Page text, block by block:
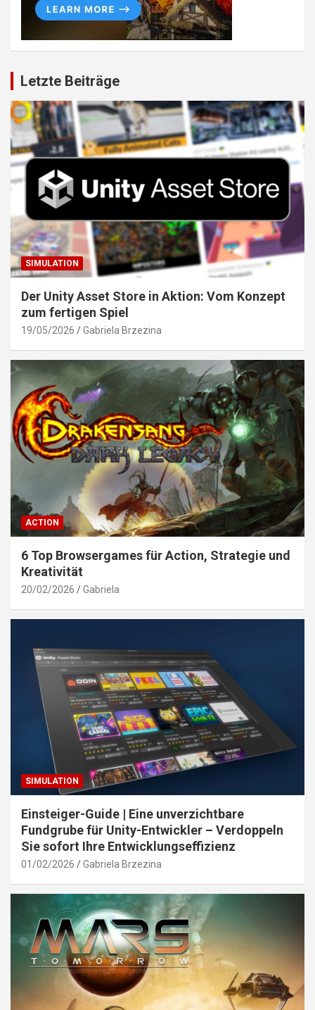
Letzte Beiträge
SIMULATION
Der Unity Asset Store in Aktion: Vom Konzept
zum fertigen Spiel
19/05/2026 Gabriela Brzezina
ACTION
6 Top Browsergames für Action, Strategie und
Kreativität
20/02/2026 Gabriela
SIMULATION
Einsteiger-Guide | Eine unverzichtbare
Fundgrube für Unity-Entwickler – Verdoppeln
Sie sofort Ihre Entwicklungseffizienz
01/02/2026 Gabriela Brzezina